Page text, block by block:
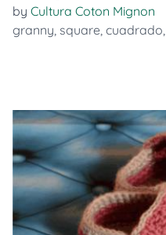
by Cultura Coton Mignon
granny, square, cuadrado,